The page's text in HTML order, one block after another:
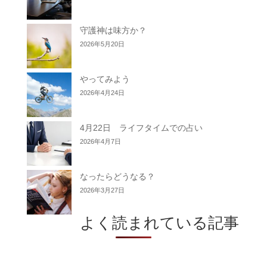
守護神は味方か？
2026年5月20日
やってみよう
2026年4月24日
4月22日 ライフタイムでの占い
2026年4月7日
なったらどうなる？
2026年3月27日
よく読まれている記事